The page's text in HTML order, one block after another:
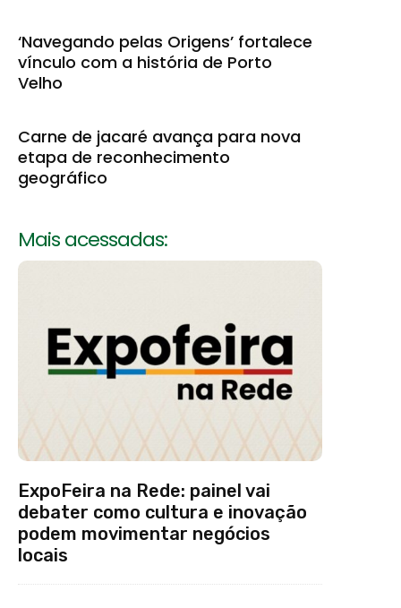
‘Navegando pelas Origens’ fortalece
vínculo com a história de Porto
Velho
Carne de jacaré avança para nova
etapa de reconhecimento
geográfico
Mais acessadas:
ExpoFeira na Rede: painel vai
debater como cultura e inovação
podem movimentar negócios
locais